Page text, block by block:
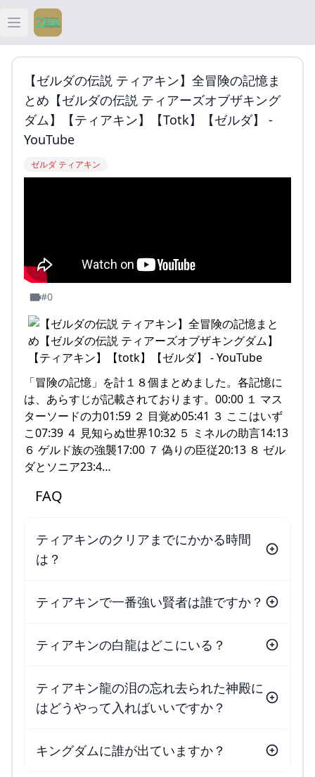
Open main menu
ティアキン
ティアキン 祠
ティアキン 武器
【ゼルダの伝説 ティアキン】全冒険の記憶ま
とめ【ゼルダの伝説 ティアーズオブザキング
ダム】【ティアキン】【totk】【ゼルダ】 -
YouTube
ゼルダ ティアキン
#0
「冒険の記憶」を計１８個まとめました。各記憶に
は、あらすじが記載されております。00:00 １ マス
ターソードの力01:59 ２ 目覚め05:41 ３ ここはいず
こ07:39 ４ 見知らぬ世界10:32 ５ ミネルの助言14:13
６ ゲルド族の強襲17:00 ７ 偽りの臣従20:13 ８ ゼル
ダとソニア23:4…
FAQ
ティアキンのクリアまでにかかる時間
は？
ティアキンで一番強い賢者は誰ですか？
ティアキンの白龍はどこにいる？
ティアキン龍の泪の忘れ去られた神殿に
はどうやって入ればいいですか？
キングダムに誰が出ていますか？